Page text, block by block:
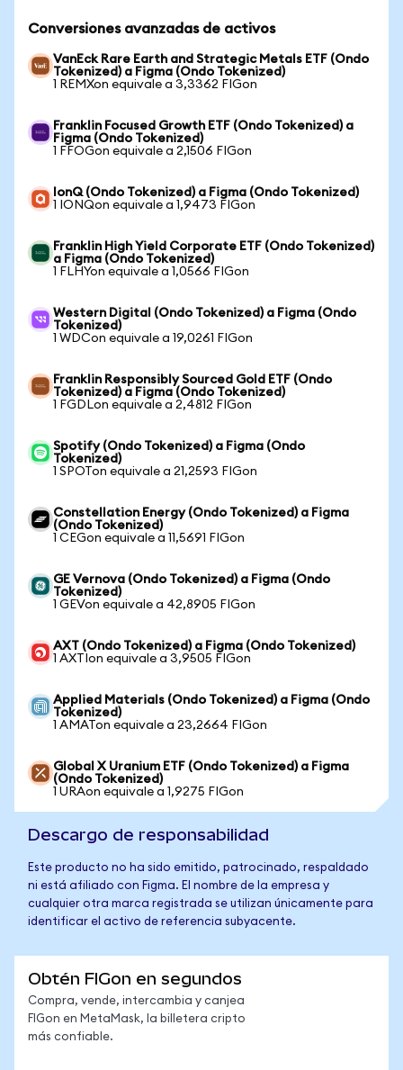
Conversiones avanzadas de activos
VanEck Rare Earth and Strategic Metals ETF (Ondo
Tokenized) a Figma (Ondo Tokenized)
1 REMXon equivale a 3,3362 FIGon
Franklin Focused Growth ETF (Ondo Tokenized) a
Figma (Ondo Tokenized)
1 FFOGon equivale a 2,1506 FIGon
IonQ (Ondo Tokenized) a Figma (Ondo Tokenized)
1 IONQon equivale a 1,9473 FIGon
Franklin High Yield Corporate ETF (Ondo Tokenized)
a Figma (Ondo Tokenized)
1 FLHYon equivale a 1,0566 FIGon
Western Digital (Ondo Tokenized) a Figma (Ondo
Tokenized)
1 WDCon equivale a 19,0261 FIGon
Franklin Responsibly Sourced Gold ETF (Ondo
Tokenized) a Figma (Ondo Tokenized)
1 FGDLon equivale a 2,4812 FIGon
Spotify (Ondo Tokenized) a Figma (Ondo
Tokenized)
1 SPOTon equivale a 21,2593 FIGon
Constellation Energy (Ondo Tokenized) a Figma
(Ondo Tokenized)
1 CEGon equivale a 11,5691 FIGon
GE Vernova (Ondo Tokenized) a Figma (Ondo
Tokenized)
1 GEVon equivale a 42,8905 FIGon
AXT (Ondo Tokenized) a Figma (Ondo Tokenized)
1 AXTIon equivale a 3,9505 FIGon
Applied Materials (Ondo Tokenized) a Figma (Ondo
Tokenized)
1 AMATon equivale a 23,2664 FIGon
Global X Uranium ETF (Ondo Tokenized) a Figma
(Ondo Tokenized)
1 URAon equivale a 1,9275 FIGon
Descargo de responsabilidad
Este producto no ha sido emitido, patrocinado, respaldado
ni está afiliado con Figma. El nombre de la empresa y
cualquier otra marca registrada se utilizan únicamente para
identificar el activo de referencia subyacente.
Obtén FIGon en segundos
Compra, vende, intercambia y canjea
FIGon en MetaMask, la billetera cripto
más confiable.